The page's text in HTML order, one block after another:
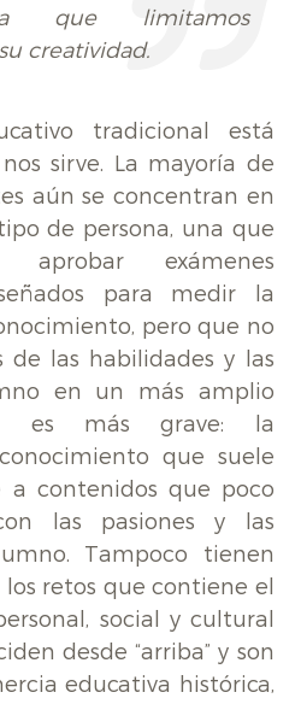
que limitamos
creatividad.
tradicional está
sirve. La mayoría de
aún se concentran en
de persona, una que
exámenes
para medir la
pero que no
de las habilidades y las
en un más amplio
es más grave: la
que suele
a contenidos que poco
las pasiones y las
Tampoco tienen
retos que contiene el
social y cultural
desde “arriba” y son
educativa histórica,